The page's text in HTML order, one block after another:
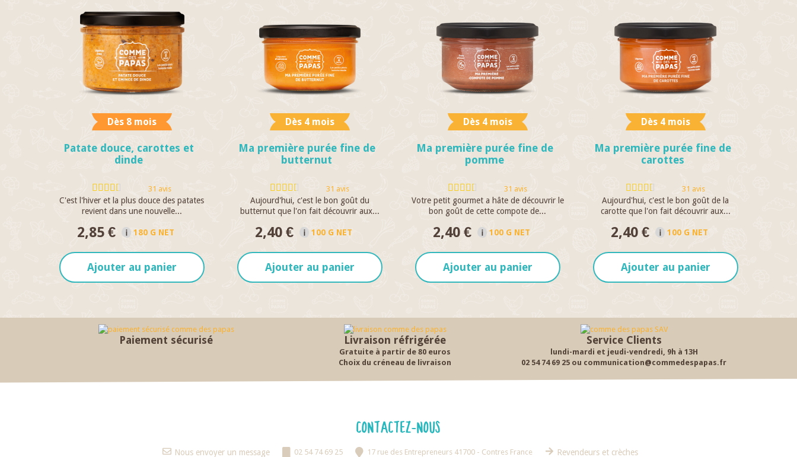
Dès 8 mois
Patate douce, carottes et
dinde
31 avis
C'est l'hiver et la plus douce des patates
revient dans une nouvelle...
2,85 € 180 G NET
Ajouter au panier
Dès 4 mois
Ma première purée fine de
butternut
31 avis
Aujourd'hui, c'est le bon goût du
butternut que l'on fait découvrir aux...
2,40 € 100 G NET
Ajouter au panier
Dès 4 mois
Ma première purée fine de
pomme
31 avis
Votre petit gourmet a hâte de découvrir le
bon goût de cette compote de...
2,40 € 100 G NET
Ajouter au panier
Dès 4 mois
Ma première purée fine de
carottes
31 avis
Aujourd'hui, c'est le bon goût de la
carotte que l'on fait découvrir aux...
2,40 € 100 G NET
Ajouter au panier
Paiement sécurisé Livraison réfrigérée
Gratuite à partir de 80 euros
Choix du créneau de livraison
Service Clients
lundi-mardi et jeudi-vendredi, 9h à 13H
02 54 74 69 25 ou communication@commedespapas.fr
CONTACTEZ-NOUS
Nous envoyer un message 02 54 74 69 25 17 rue des Entrepreneurs 41700 - Contres France Revendeurs et crèches